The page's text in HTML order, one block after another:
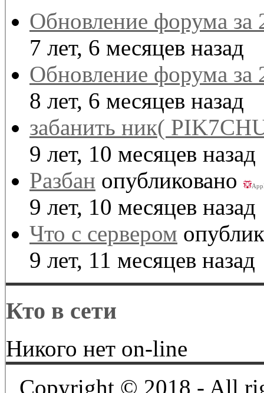
Обновление форума за
7 лет, 6 месяцев назад
Обновление форума за
8 лет, 6 месяцев назад
забанить ник(
9 лет, 10 месяцев назад
Разбан опубликовано
9 лет, 10 месяцев назад
Что с сервером
9 лет, 11 месяцев назад
Кто в сети
Никого нет on-line
Copyright © 2018 - All